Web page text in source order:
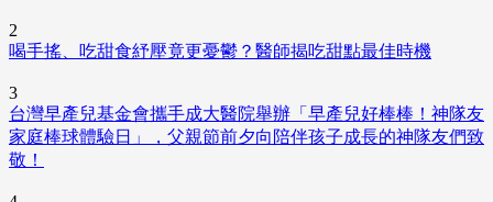
2
喝手搖、吃甜食紓壓竟更憂鬱？醫師揭吃甜點最佳時機
3
台灣早產兒基金會攜手成大醫院舉辦「早產兒好棒棒！神隊友
家庭棒球體驗日」，父親節前夕向陪伴孩子成長的神隊友們致
敬！